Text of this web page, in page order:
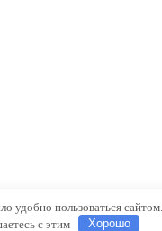
удобно пользоваться
с этим
Хорошо